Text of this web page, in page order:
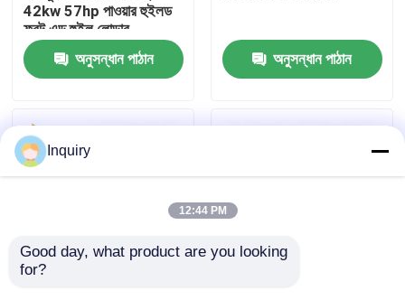
মান নিয়ন্ত্রণ
আমাদের সাথে যোগাযোগ করুন
খবর
উদ্ধৃতির জন্য আবেদন
42kw 57hp পাওয়ার হুইলড
ফ্রন্ট এন্ড হুইল লোডার
অনুসন্ধান পাঠান
অনুসন্ধান পাঠান
Inquiry
12:44 PM
Good day, what product are you looking
for?